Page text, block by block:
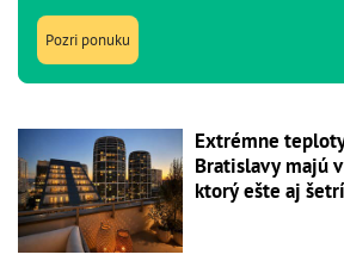
Pozri ponuku
Extrémne
Bratislavy majú
ktorý ešte aj